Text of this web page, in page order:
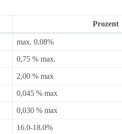
Prozent
max. 0,08%
0,75 % max.
2,00 % max
0,045 % max
0,030 % max
16.0-18.0%